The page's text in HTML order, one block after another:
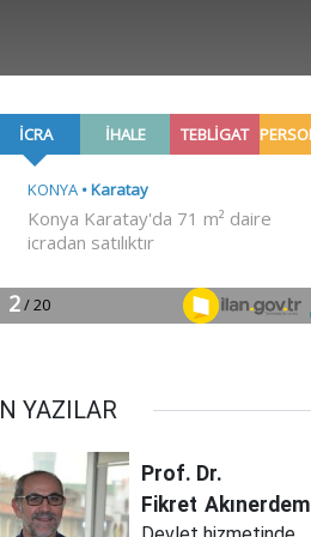
YAZILAR
Prof. Dr.
Fikret Akınerdem